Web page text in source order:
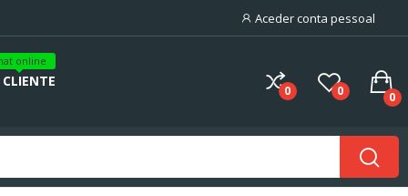
Aceder conta pessoal
online
0 0 0